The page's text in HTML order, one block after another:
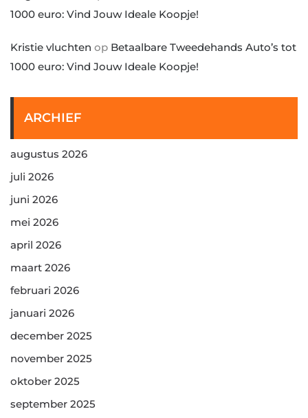
1000 euro: Vind Jouw Ideale Koopje!
Kristie vluchten op Betaalbare Tweedehands Auto’s tot
1000 euro: Vind Jouw Ideale Koopje!
ARCHIEF
augustus 2026
juli 2026
juni 2026
mei 2026
april 2026
maart 2026
februari 2026
januari 2026
december 2025
november 2025
oktober 2025
september 2025